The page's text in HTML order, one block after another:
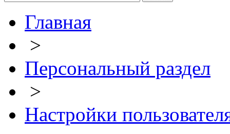
Главная
>
Персональный раздел
>
Настройки